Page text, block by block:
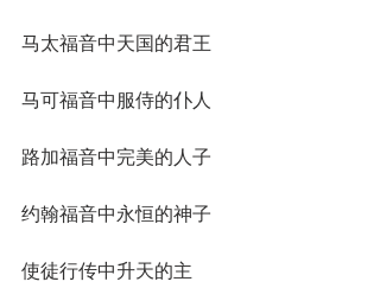
马太福音中天国的君王
马可福音中服侍的仆人
路加福音中完美的人子
约翰福音中永恒的神子
使徒行传中升天的主